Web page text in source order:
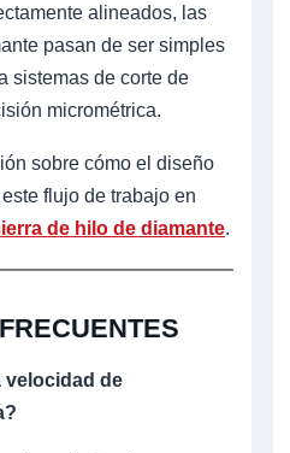
alineados, las
pasan de ser simples
sistemas de corte de
micrométrica.
sobre cómo el diseño
flujo de trabajo en
de hilo de diamante.
velocidad de